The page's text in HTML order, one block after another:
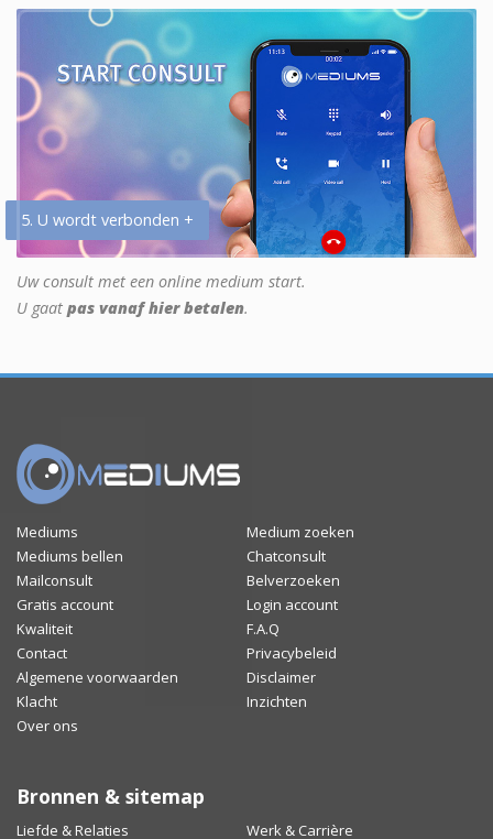
5. U wordt verbonden +
Uw consult met een online medium start.
U gaat pas vanaf hier betalen.
Mediums
Medium zoeken
Mediums bellen
Chatconsult
Mailconsult
Belverzoeken
Gratis account
Login account
Kwaliteit
F.A.Q
Contact
Privacybeleid
Algemene voorwaarden
Disclaimer
Klacht
Inzichten
Over ons
Bronnen & sitemap
Liefde & Relaties Werk & Carrière